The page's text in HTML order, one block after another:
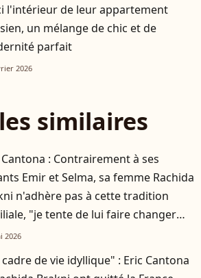
l'intérieur de leur appartement
un mélange de chic et de
parfait
2026
similaires
Cantona : Contrairement à ses
Emir et Selma, sa femme Rachida
n'adhère pas à cette tradition
"je tente de lui faire changer
2026
de vie idyllique" : Eric Cantona